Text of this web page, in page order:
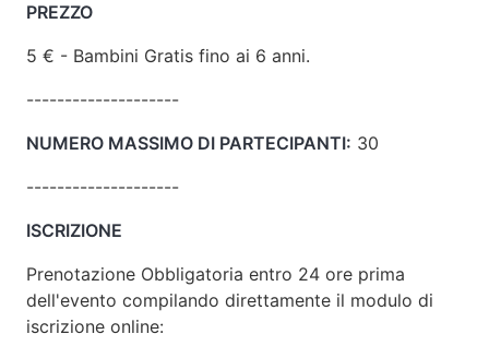
PREZZO
5 € - Bambini Gratis fino ai 6 anni.
--------------------
NUMERO MASSIMO DI PARTECIPANTI: 30
--------------------
ISCRIZIONE
Prenotazione Obbligatoria entro 24 ore prima
dell'evento compilando direttamente il modulo di
iscrizione online: